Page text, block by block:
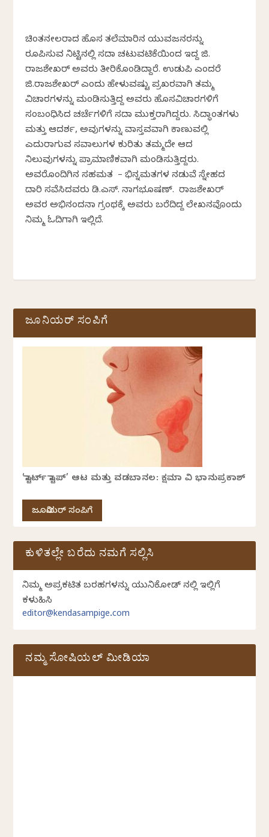
ಚಿಂತನಶೀಲರಾದ ಹೊಸ ತಲೆಮಾರಿನ ಯುವಜನರನ್ನು
ರೂಪಿಸುವ ನಿಟ್ಟಿನಲ್ಲಿ ಸದಾ ಚಟುವಟಿಕೆಯಿಂದ ಇದ್ದ ಜಿ.
ರಾಜಶೇಖರ್‌ ಅವರು ತೀರಿಕೊಂಡಿದ್ದಾರೆ. ಉಡುಪಿ ಎಂದರೆ
ಜಿ.ರಾಜಶೇಖರ್‌ ಎಂದು ಹೇಳುವಷ್ಟು ಪ್ರಖರವಾಗಿ ತಮ್ಮ
ವಿಚಾರಗಳನ್ನು ಮಂಡಿಸುತ್ತಿದ್ದ ಅವರು ಹೊಸವಿಚಾರಗಳಿಗೆ
ಸಂಬಂಧಿಸಿದ ಚರ್ಚೆಗಳಿಗೆ ಸದಾ ಮುಕ್ತರಾಗಿದ್ದರು. ಸಿದ್ಧಾಂತಗಳು
ಮತ್ತು ಆದರ್ಶ, ಅವುಗಳನ್ನು ವಾಸ್ತವವಾಗಿ ಕಾಣುವಲ್ಲಿ
ಎದುರಾಗುವ ಸವಾಲುಗಳ ಕುರಿತು ತಮ್ಮದೇ ಆದ
ನಿಲುವುಗಳನ್ನು ಪ್ರಾಮಾಣಿಕವಾಗಿ ಮಂಡಿಸುತ್ತಿದ್ದರು.
ಅವರೊಂದಿಗಿನ ಸಹಮತ – ಭಿನ್ನಮತಗಳ ನಡುವೆ ಸ್ನೇಹದ
ದಾರಿ ಸವೆಸಿದವರು ಡಿ.ಎಸ್.‌ ನಾಗಭೂಷಣ್.‌ ರಾಜಶೇಖರ್‌
ಅವರ ಅಭಿನಂದನಾ ಗ್ರಂಥಕ್ಕೆ ಅವರು ಬರೆದಿದ್ದ ಲೇಖನವೊಂದು
ನಿಮ್ಮ ಓದಿಗಾಗಿ ಇಲ್ಲಿದೆ.
ಜೂನಿಯರ್ ಸಂಪಿಗೆ
‘ಸ್ಟಾರ್ಟ್ ಸ್ಟಾಪ್’ ಆಟ ಮತ್ತು ವಡಬಾನಲ: ಕ್ಷಮಾ ವಿ ಭಾನುಪ್ರಕಾಶ್
ಜೂನಿಯರ್ ಸಂಪಿಗೆ
ಕುಳಿತಲ್ಲೇ ಬರೆದು ನಮಗೆ ಸಲ್ಲಿಸಿ
ನಿಮ್ಮ ಅಪ್ರಕಟಿತ ಬರಹಗಳನ್ನು ಯುನಿಕೋಡ್ ನಲ್ಲಿ ಇಲ್ಲಿಗೆ
ಕಳುಹಿಸಿ
editor@kendasampige.com
ನಮ್ಮ ಸೋಷಿಯಲ್‌ ಮೀಡಿಯಾ